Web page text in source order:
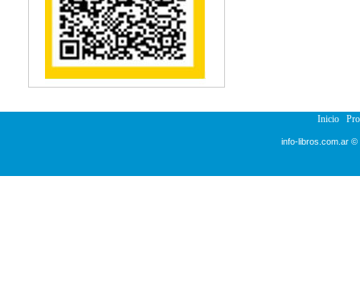
Reumatología
Salud Pública
Sección Medicina
Semiología
Terapia Ocupacional
Veterinaria
Inicio
info-libros.com.ar